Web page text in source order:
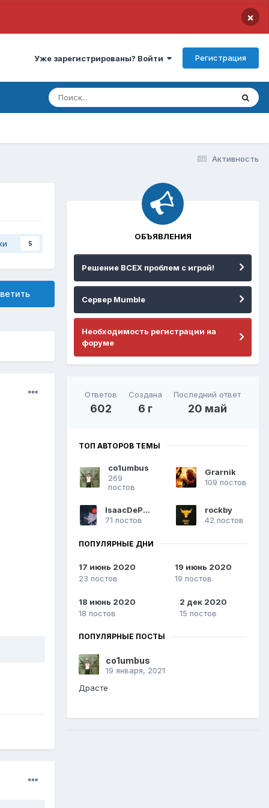
×
Уже зарегистрированы? Войти Регистрация
Активность
5
ОБЪЯВЛЕНИЯ
Решение ВСЕХ проблем с игрой!
Сервер Mumble
Необходимость регистрации на
форуме
Ответов
602
Создана
6 г
Последний ответ
20 май
ТОП АВТОРОВ ТЕМЫ
co1umbus
269
постов
Grarnik
109 постов
IsaacDePrimo
71 постов
rockby
42 постов
ПОПУЛЯРНЫЕ ДНИ
17 июнь 2020
23 постов
19 июнь 2020
19 постов
18 июнь 2020
18 постов
2 дек 2020
15 постов
ПОПУЛЯРНЫЕ ПОСТЫ
co1umbus
19 января, 2021
Драсте